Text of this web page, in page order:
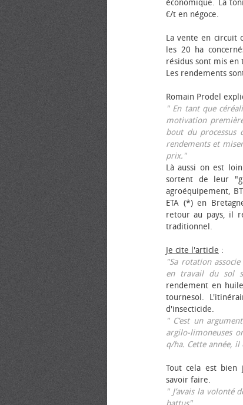
économique. La
€/t en négoce.
La vente en circuit
les 20 ha
résidus sont mis en
Les rendements
Romain Prodel
" En tant que
motivation
bout du
rendements et
prix."
Là aussi on est
sortent de leur
agroéquipement,
ETA (*) en
retour au pays, il
traditionnel.
Je cite l'article :
"Sa rotation
en travail du sol
rendement en
tournesol.
d'insecticide.
" C’est un
argilo-limoneuses
q/ha. Cette année,
Tout cela est bien
savoir faire.
" J’avais la